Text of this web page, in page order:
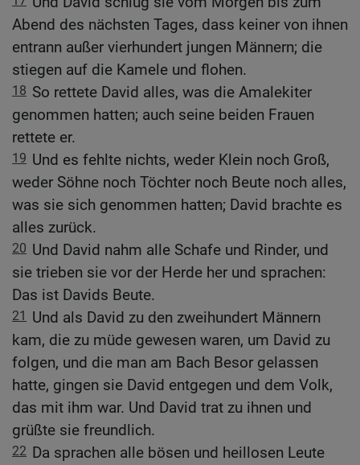
Abend des nächsten Tages, dass keiner von ihnen
entrann außer vierhundert jungen Männern; die
stiegen auf die Kamele und flohen.
18 So rettete David alles, was die Amalekiter
genommen hatten; auch seine beiden Frauen
rettete er.
19 Und es fehlte nichts, weder Klein noch Groß,
weder Söhne noch Töchter noch Beute noch alles,
was sie sich genommen hatten; David brachte es
alles zurück.
20 Und David nahm alle Schafe und Rinder, und
sie trieben sie vor der Herde her und sprachen:
Das ist Davids Beute.
21
Und als David zu den zweihundert Männern
kam, die zu müde gewesen waren, um David zu
folgen, und die man am Bach Besor gelassen
hatte, gingen sie David entgegen und dem Volk,
das mit ihm war. Und David trat zu ihnen und
grüßte sie freundlich.
22 Da sprachen alle bösen und heillosen Leute